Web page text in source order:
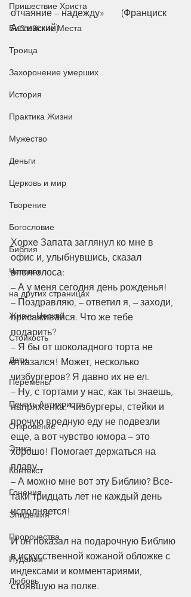
Пришествие Христа
Библейские Места
Троица
Захоронение умерших
История
Практика Жизни
Мужество
Деньги
Церковь и мир
Творение
Богословие
Библия
Человек
на других страницах
Жизнь Церкви
Стойкость
Дети
Перемены
Печать Антихриста
Откровение
Этика
Контекст
Гонения
Эпидемия
Пророчества
Иудаизм
Любовь
отчаяние – надежду»       (Франциск
Ассизский)
Хорхе Запата заглянул ко мне в
офис и, улыбнувшись, сказал
вполголоса:
– А у меня сегодня день рожденья!
– Поздравляю, – ответил я, – заходи,
присаживайся. Что же тебе
подарить?
– Я бы от шоколадного торта не
отказался! Может, несколько
чизбургеров? Я давно их не ел.
– Ну, с тортами у нас, как ты знаешь,
напряженка. Чизбургеры, стейки и
прочую вредную еду не подвезли
еще, а вот чувство юмора – это
хорошо! Помогает держаться на
плаву.
– А можно мне вот эту Библию? Все-
таки тридцать лет не каждый день
исполняется!
И он показал на подарочную Библию
в искусственной кожаной обложке с
индексами и комментариями,
стоявшую на полке.